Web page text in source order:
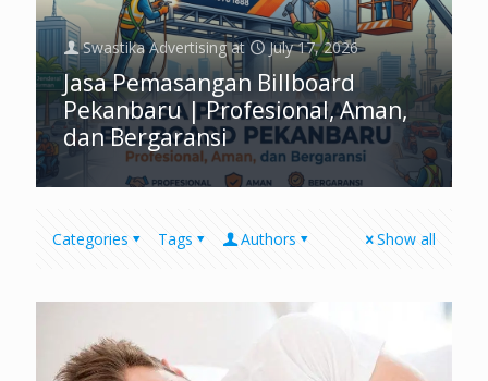
Swastika Advertising at July 17, 2026
Jasa Pemasangan Billboard
Pekanbaru | Profesional, Aman,
dan Bergaransi
Categories Tags Authors Show all